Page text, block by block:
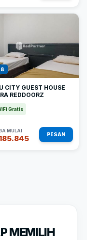
CITY GUEST HOUSE
REDDOORZ
Gratis
MULAI
PESAN
MEMILIH